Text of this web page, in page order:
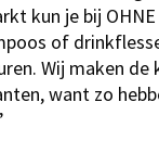
kun je bij
of
Wij maken de
want zo